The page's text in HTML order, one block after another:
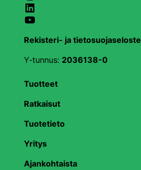
LinkedIn
YouTube
Rekisteri- ja tietosuojaseloste
Y-tunnus: 2036138-0
Tuotteet
Ratkaisut
Tuotetieto
Yritys
Ajankohtaista